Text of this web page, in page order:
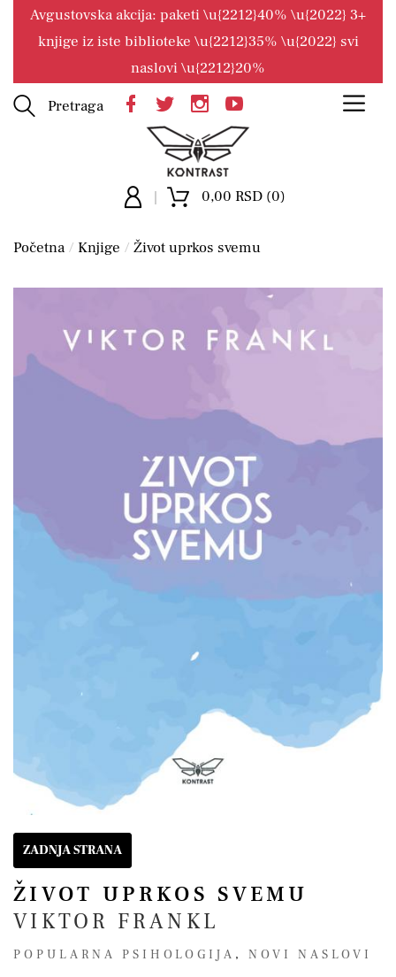
Avgustovska akcija: paketi \u{2212}40% \u{2022} 3+
knjige iz iste biblioteke \u{2212}35% \u{2022} svi
naslovi \u{2212}20%
Pretraga
0,00 RSD (0)
Početna Knjige Život uprkos svemu
ZADNJA STRANA
ŽIVOT UPRKOS SVEMU
VIKTOR FRANKL
POPULARNA PSIHOLOGIJA , NOVI NASLOVI